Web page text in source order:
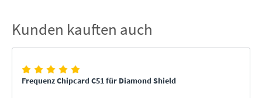
Produktgalerie überspringen
Kunden kauften auch
Frequenz Chipcard C51 für Diamond Shield